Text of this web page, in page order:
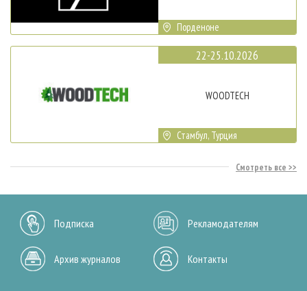
Порденоне
22-25.10.2026
WOODTECH
Стамбул, Турция
Смотреть все
Подписка Рекламодателям
Архив журналов Контакты